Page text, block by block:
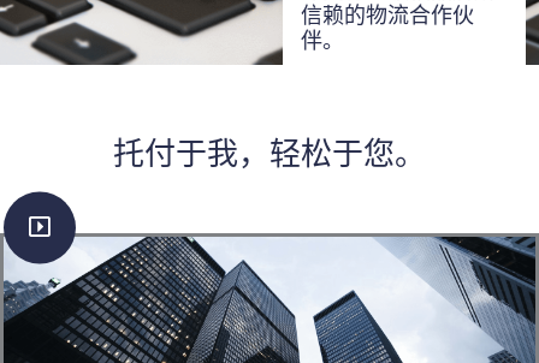
信赖的物流合作伙
伴。
托付于我，轻松于您。